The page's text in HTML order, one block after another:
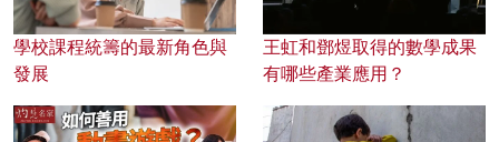
學校課程統籌的最新角色與
發展
王虹和鄧煜取得的數學成果
有哪些產業應用？